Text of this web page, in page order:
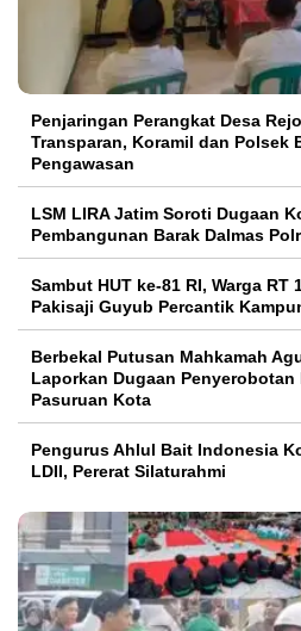
Penjaringan Perangkat Desa
Transparan, Koramil dan Polsek
Pengawasan
LSM LIRA Jatim Soroti Dugaan
Pembangunan Barak Dalmas
Sambut HUT ke-81 RI, Warga RT
Pakisaji Guyub Percantik
Berbekal Putusan Mahkamah
Laporkan Dugaan Penyerobotan
Pasuruan Kota
Pengurus Ahlul Bait Indonesia
LDII, Pererat Silaturahmi